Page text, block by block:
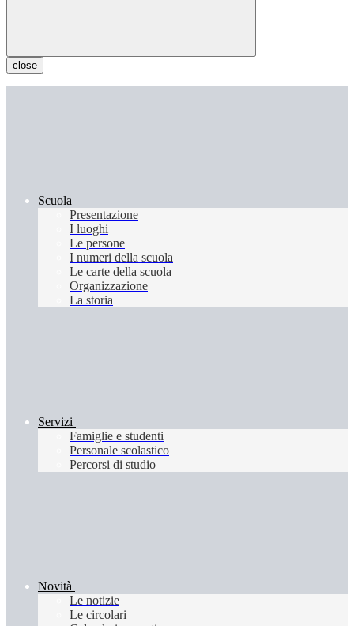
close
Scuola
Presentazione
I luoghi
Le persone
I numeri della scuola
Le carte della scuola
Organizzazione
La storia
Servizi
Famiglie e studenti
Personale scolastico
Percorsi di studio
Novità
Le notizie
Le circolari